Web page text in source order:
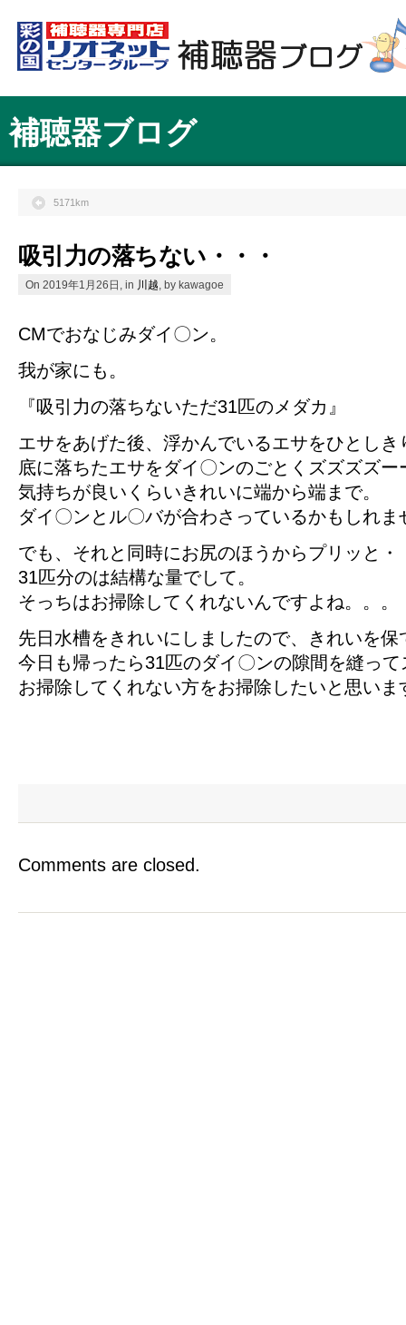
補聴器ブログ
5171km
吸引力の落ちない・・・
On 2019年1月26日, in 川越 , by kawagoe
CMでおなじみダイ〇ン。
我が家にも。
『吸引力の落ちないただ31匹のメダカ』
エサをあげた後、浮かんでいるエサをひとしき
底に落ちたエサをダイ〇ンのごとくズズズズー
気持ちが良いくらいきれいに端から端まで。
ダイ〇ンとル〇バが合わさっているかもしれま
でも、それと同時にお尻のほうからプリッと・
31匹分のは結構な量でして。
そっちはお掃除してくれないんですよね。。。
先日水槽をきれいにしましたので、きれいを保
今日も帰ったら31匹のダイ〇ンの隙間を縫って
お掃除してくれない方をお掃除したいと思いま
Comments are closed.